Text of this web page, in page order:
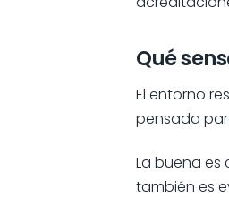
Qué
El entorno
pensada
La buena es
también es